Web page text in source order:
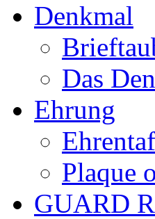
Denkmal
Das
Ehrung
Plaque
GUARD